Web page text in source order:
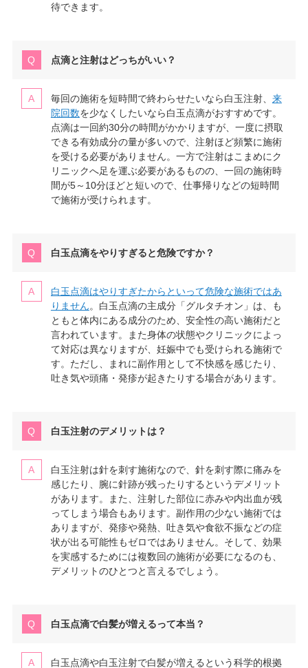
待できます。
点滴と注射はどっちがいい？
毎回の施術を短時間で終わらせたいなら白玉注射、 来
院回数を少なくしたいなら白玉点滴がおすすめです。
点滴は一回約30分の時間がかかりますが、一度に摂取
できる有効成分の量が多いので、注射ほど頻繁に施術
を受ける必要がありません。一方で注射はこまめにク
リニックへ足を運ぶ必要があるものの、一回の施術時
間が5～10分ほどと短いので、仕事帰りなどの短時間
で施術が受けられます。
白玉点滴をやりすぎると危険ですか？
白玉点滴はやりすぎたからといって危険な施術ではあ
りません。白玉点滴の主成分「グルタチオン」は、も
ともと体内にある成分のため、安全性の高い施術だと
言われています。また身体の状態やクリニックによっ
て対応は異なりますが、妊娠中でも受けられる施術で
す。ただし、まれに副作用として不快感を感じたり、
吐き気や頭痛・発疹が起きたりする場合があります。
白玉注射のデメリットは？
白玉注射は針を刺す施術なので、針を刺す際に痛みを
感じたり、腕に針跡が残ったりするというデメリット
があります。また、注射した部位に赤みや内出血が残
ってしまう場合もあります。副作用の少ない施術では
ありますが、発疹や発熱、吐き気や食欲不振などの症
状が出る可能性もゼロではありません。そして、効果
を実感するためには複数回の施術が必要になるのも、
デメリットのひとつと言えるでしょう。
白玉点滴で白髪が増えるって本当？
白玉点滴や白玉注射で白髪が増えるという科学的根拠